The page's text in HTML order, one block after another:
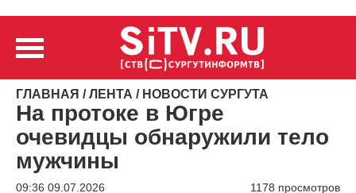
ГЛАВНАЯ /ЛЕНТА / НОВОСТИ СУРГУТА
На протоке в Югре
очевидцы обнаружили тело
мужчины
09:36 09.07.2026 1178 просмотров